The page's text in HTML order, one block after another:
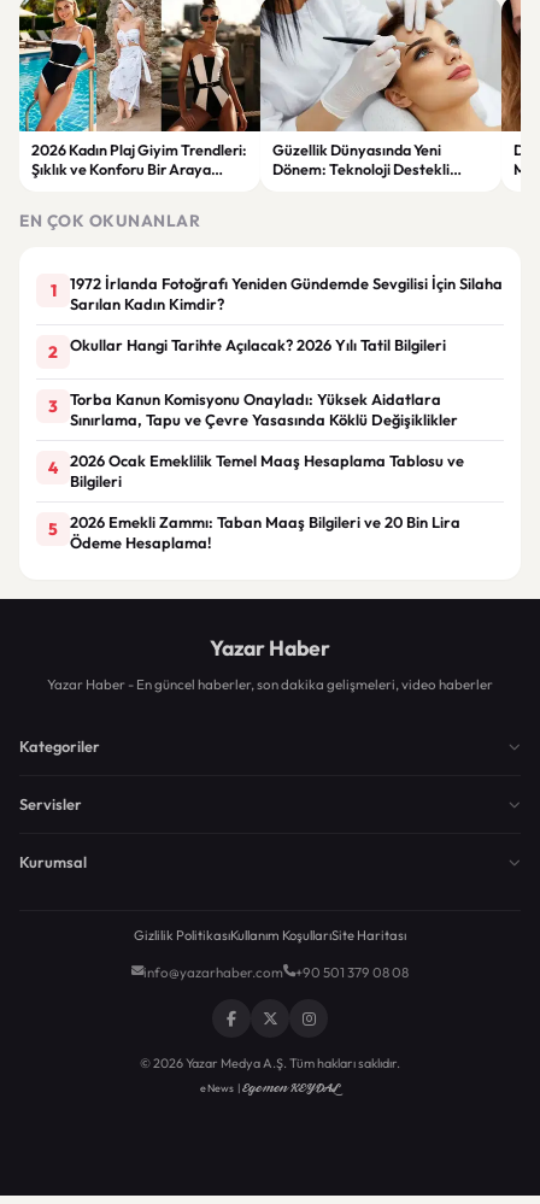
2026 Kadın Plaj Giyim Trendleri:
Şıklık ve Konforu Bir Araya
Güzellik Dünyasında Yeni
Dönem: Teknoloji Destekli
EN ÇOK OKUNANLAR
1
1972 İrlanda Fotoğrafı Yeniden Gündemde Sevgilisi İçin Silaha
Sarılan Kadın Kimdir?
2 Okullar Hangi Tarihte Açılacak? 2026 Yılı Tatil Bilgileri
3
Torba Kanun Komisyonu Onayladı: Yüksek Aidatlara
Sınırlama, Tapu ve Çevre Yasasında Köklü Değişiklikler
4
2026 Ocak Emeklilik Temel Maaş Hesaplama Tablosu ve
Bilgileri
5
2026 Emekli Zammı: Taban Maaş Bilgileri ve 20 Bin Lira
Ödeme Hesaplama!
Yazar Haber
Yazar Haber - En güncel haberler, son dakika gelişmeleri, video haberler
Kategoriler
Servisler
Kurumsal
Gizlilik PolitikasıKullanım KoşullarıSite Haritası
info@yazarhaber.com +90 501 379 08 08
© 2026 Yazar Medya A.Ş. Tüm hakları saklıdır.
eNews |Egemen KEYDAL